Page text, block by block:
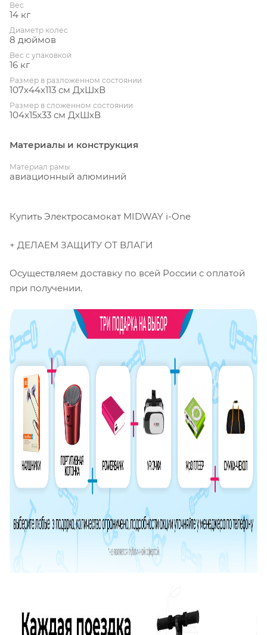
Вес
14 кг
Диаметр колес
8 дюймов
Вес с упаковкой
16 кг
Размер в разложенном состоянии
107х44х113 см ДхШхВ
Размер в сложенном состоянии
104x15x33 см ДхШхВ
Материалы и конструкция
Материал рамы
авиационный алюминий
Купить Электросамокат MIDWAY i-One
+ ДЕЛАЕМ ЗАЩИТУ ОТ ВЛАГИ
Осуществляем доставку по всей России с оплатой
при получении.